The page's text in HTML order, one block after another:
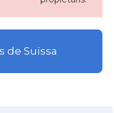
de Suïssa